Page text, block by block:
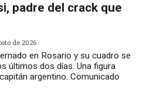
padre del crack que
de 2026
en Rosario y su cuadro se
últimos dos días. Una figura
argentino. Comunicado